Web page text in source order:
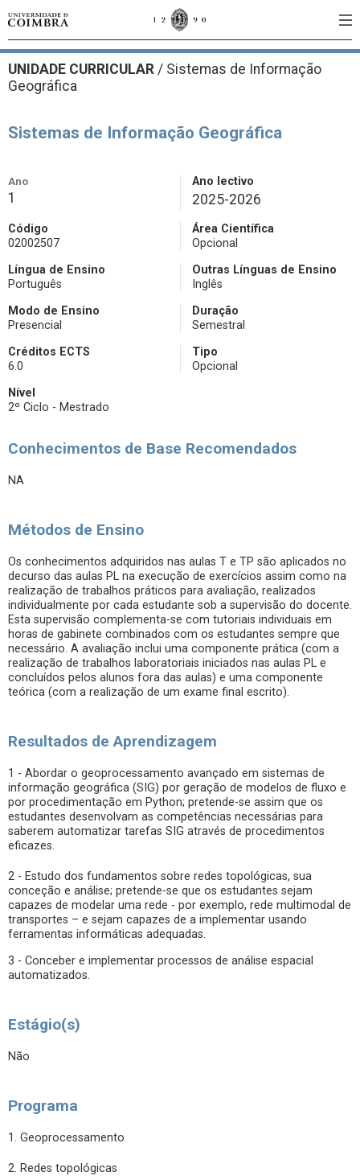
UNIDADE CURRICULAR / Sistemas de Informação
Geográfica
Sistemas de Informação Geográfica
Ano
1
Ano lectivo
2025-2026
Código
02002507
Área Científica
Opcional
Língua de Ensino
Português
Outras Línguas de Ensino
Inglês
Modo de Ensino
Presencial
Duração
Semestral
Créditos ECTS
6.0
Tipo
Opcional
Nível
2º Ciclo - Mestrado
Conhecimentos de Base Recomendados
NA
Métodos de Ensino
Os conhecimentos adquiridos nas aulas T e TP são aplicados no
decurso das aulas PL na execução de exercícios assim como na
realização de trabalhos práticos para avaliação, realizados
individualmente por cada estudante sob a supervisão do docente.
Esta supervisão complementa-se com tutoriais individuais em
horas de gabinete combinados com os estudantes sempre que
necessário. A avaliação inclui uma componente prática (com a
realização de trabalhos laboratoriais iniciados nas aulas PL e
concluídos pelos alunos fora das aulas) e uma componente
teórica (com a realização de um exame final escrito).
Resultados de Aprendizagem
1 - Abordar o geoprocessamento avançado em sistemas de
informação geográfica (SIG) por geração de modelos de fluxo e
por procedimentação em Python; pretende-se assim que os
estudantes desenvolvam as competências necessárias para
saberem automatizar tarefas SIG através de procedimentos
eficazes.
2 - Estudo dos fundamentos sobre redes topológicas, sua
conceção e análise; pretende-se que os estudantes sejam
capazes de modelar uma rede - por exemplo, rede multimodal de
transportes – e sejam capazes de a implementar usando
ferramentas informáticas adequadas.
3 - Conceber e implementar processos de análise espacial
automatizados.
Estágio(s)
Não
Programa
1. Geoprocessamento
2. Redes topológicas